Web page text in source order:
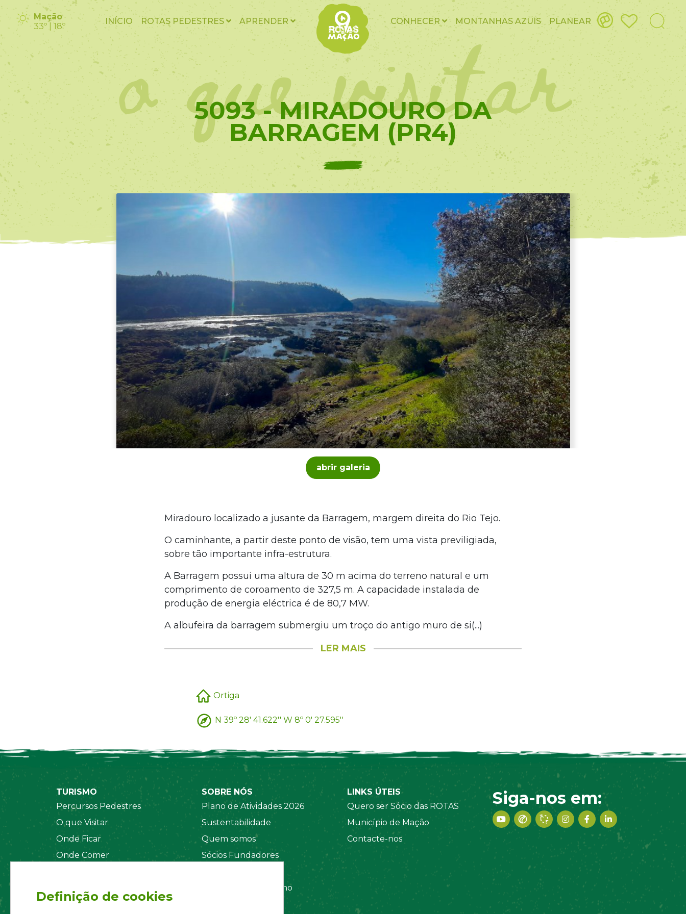
Mação
33º | 18º
INÍCIO ROTAS PEDESTRES APRENDER CONHECER MONTANHAS AZUIS PLANEAR
o que visitar
5093 - MIRADOURO DA
BARRAGEM (PR4)
abrir galeria
Miradouro localizado a jusante da Barragem, margem direita do Rio Tejo.
O caminhante, a partir deste ponto de visão, tem uma vista previligiada,
sobre tão importante infra-estrutura.
A Barragem possui uma altura de 30 m acima do terreno natural e um
comprimento de coroamento de 327,5 m. A capacidade instalada de
produção de energia eléctrica é de 80,7 MW.
A albufeira da barragem submergiu um troço do antigo muro de si(...)
LER MAIS
Ortiga
N 39º 28' 41.622'' W 8º 0' 27.595''
TURISMO
Percursos Pedestres
O que Visitar
Onde Ficar
Onde Comer
SOBRE NÓS
Plano de Atividades 2026
Sustentabilidade
Quem somos
Sócios Fundadores
Regulamento Interno
LINKS ÚTEIS
Quero ser Sócio das ROTAS
Município de Mação
Contacte-nos
Siga-nos em:
Definição de cookies